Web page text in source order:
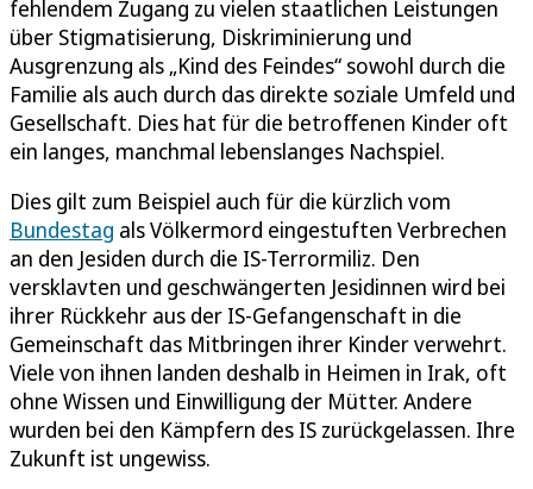
fehlendem Zugang zu vielen staatlichen Leistungen
über Stigmatisierung, Diskriminierung und
Ausgrenzung als „Kind des Feindes“ sowohl durch die
Familie als auch durch das direkte soziale Umfeld und
Gesellschaft. Dies hat für die betroffenen Kinder oft
ein langes, manchmal lebenslanges Nachspiel.
Dies gilt zum Beispiel auch für die kürzlich vom
Bundestag als Völkermord eingestuften Verbrechen
an den Jesiden durch die IS-Terrormiliz. Den
versklavten und geschwängerten Jesidinnen wird bei
ihrer Rückkehr aus der IS-Gefangenschaft in die
Gemeinschaft das Mitbringen ihrer Kinder verwehrt.
Viele von ihnen landen deshalb in Heimen in Irak, oft
ohne Wissen und Einwilligung der Mütter. Andere
wurden bei den Kämpfern des IS zurückgelassen. Ihre
Zukunft ist ungewiss.